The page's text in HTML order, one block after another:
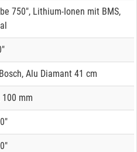
750", Lithium-Ionen mit BMS,
Alu Diamant 41 cm
100 mm